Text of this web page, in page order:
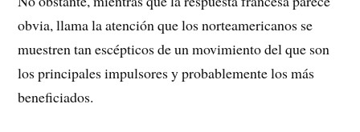
obvia, llama la atención que los norteamericanos se
muestren tan escépticos de un movimiento del que son
los principales impulso­res y probablemente los más
beneficiados.